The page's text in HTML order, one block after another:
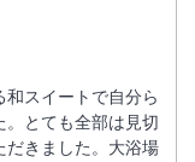
スイートで自分ら
。とても全部は見切
だきました。大浴場